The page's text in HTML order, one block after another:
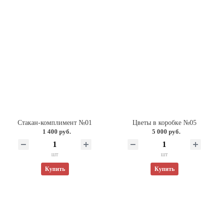
Стакан-комплимент №01
1 400 руб.
шт
Купить
Цветы в коробке №05
5 000 руб.
шт
Купить